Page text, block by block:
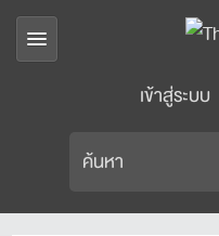
เข้าสู่ระบบ